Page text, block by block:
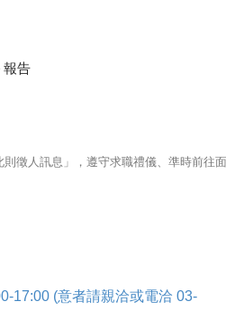
報告
徵人訊息」，遵守求職禮儀、準時前往
17:00 (意者請親洽或電洽 03-